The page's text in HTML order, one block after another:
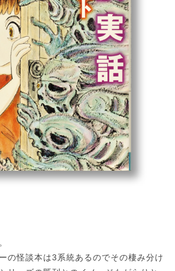
の怪談本は3系統あるのでその棲み分け